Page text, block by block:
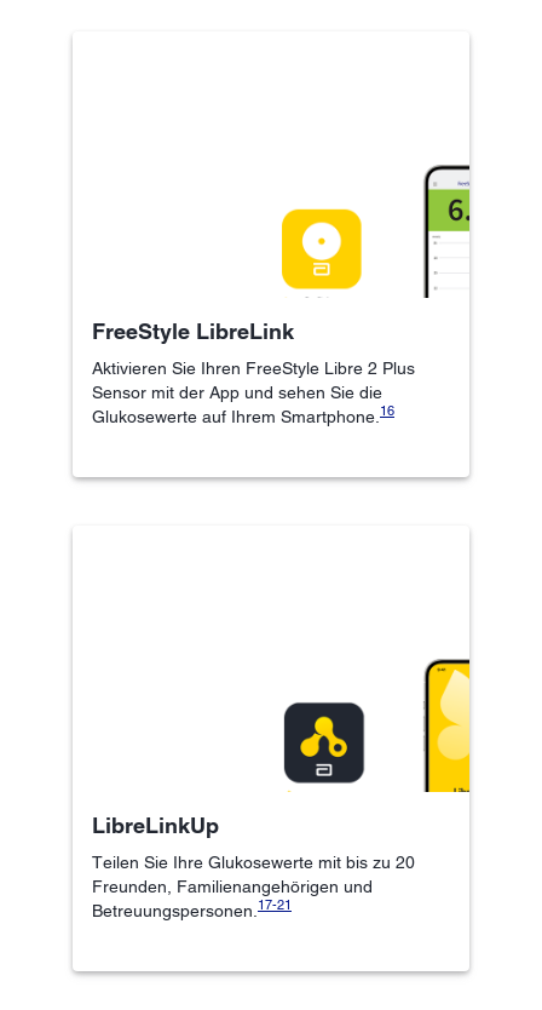
FreeStyle LibreLink
Aktivieren Sie Ihren FreeStyle Libre 2 Plus
Sensor mit der App und sehen Sie die
Glukosewerte auf Ihrem Smartphone. 16
LibreLinkUp
Teilen Sie Ihre Glukosewerte mit bis zu 20
Freunden, Familienangehörigen und
Betreuungspersonen. 17-21